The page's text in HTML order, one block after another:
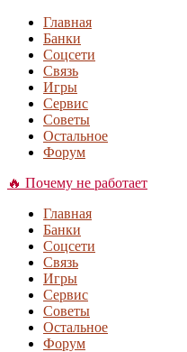
Главная
Банки
Соцсети
Связь
Игры
Сервис
Советы
Остальное
Форум
🔥 Почему не работает
Главная
Банки
Соцсети
Связь
Игры
Сервис
Советы
Остальное
Форум